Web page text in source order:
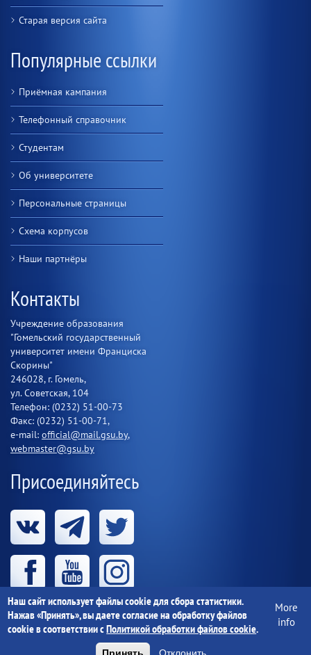
Старая версия сайта
Популярные ссылки
Приёмная кампания
Телефонный справочник
Студентам
Об университете
Персональные страницы
Схема корпусов
Наши партнёры
Контакты
Учреждение образования
"Гомельский государственный
университет имени Франциска
Скорины"
246028, г. Гомель,
ул. Советская, 104
Телефон: (0232) 51-00-73
Факс: (0232) 51-00-71,
e-mail: official@mail.gsu.by,
webmaster@gsu.by
Присоединяйтесь
Учреждение образования «Гомельский государственный
университет имени Франциска Скорины» 1997-
Наш сайт использует файлы cookie для сбора статистики.
Нажав «Принять», вы даете согласие на обработку файлов
cookie в соответствии сПолитикой обработки файлов cookie.
More
info